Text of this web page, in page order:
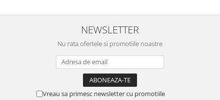
NEWSLETTER
Nu rata ofertele si promotiile noastre
Vreau sa primesc newsletter cu promotiile